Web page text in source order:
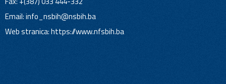
Email:info_nsbih@nsbih.ba
Web stranica: https://www.nfsbih.ba